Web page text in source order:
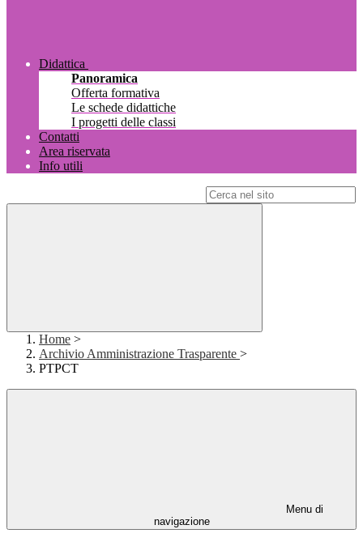
Didattica
Panoramica
Offerta formativa
Le schede didattiche
I progetti delle classi
Contatti
Area riservata
Info utili
Home >
Archivio Amministrazione Trasparente >
PTPCT
Menu di
navigazione